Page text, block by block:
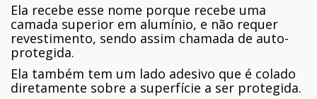
Ela recebe esse nome porque recebe uma
camada superior em alumínio, e não requer
revestimento, sendo assim chamada de auto-
protegida.
Ela também tem um lado adesivo que é colado
diretamente sobre a superfície a ser protegida.